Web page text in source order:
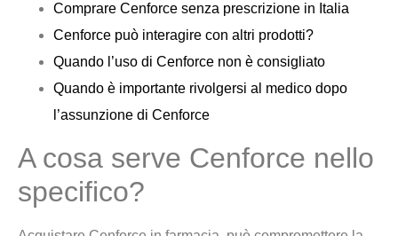
Comprare Cenforce senza prescrizione in Italia
Cenforce può interagire con altri prodotti?
Quando l’uso di Cenforce non è consigliato
Quando è importante rivolgersi al medico dopo
l’assunzione di Cenforce
A cosa serve Cenforce nello
specifico?